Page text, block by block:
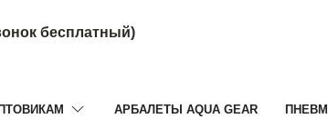
бесплатный)
АРБАЛЕТЫ AQUA GEAR